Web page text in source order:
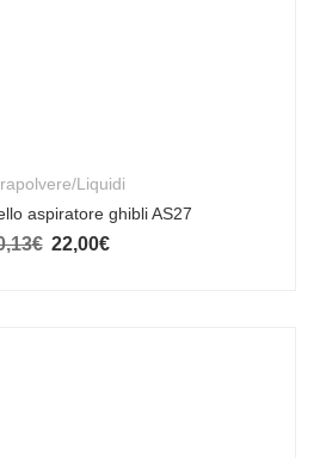
Liquidi
aspiratore ghibli AS27
€ Il prezzo originale era: 30,13€.
22,00€